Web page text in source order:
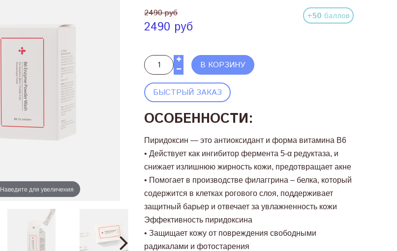
Наведите для увеличения
2490 руб
2490 руб
+50 баллов
В КОРЗИНУ
БЫСТРЫЙ ЗАКАЗ
ОСОБЕННОСТИ:
Пиридоксин — это антиоксидант и форма витамина B6
• Действует как ингибитор фермента 5-α редуктаза, и
снижает излишнюю жирность кожи, предотвращает акне
• Помогает в производстве филаггрина – белка, который
содержится в клетках рогового слоя, поддерживает
защитный барьер и отвечает за увлажненность кожи
Эффективность пиридоксина
• Защищает кожу от повреждения свободными
радикалами и фотостарения